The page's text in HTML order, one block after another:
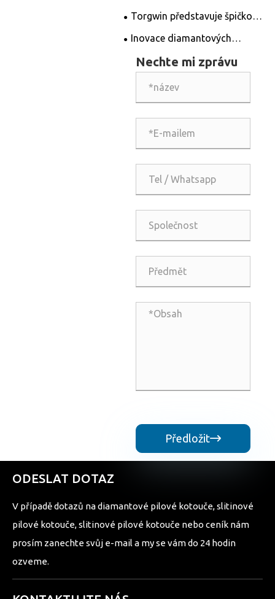
kruhovou pilou
Torgwin představuje špičkové
diamantové vrtáky pro
bezkonkurenční řešení vrtání
Inovace diamantových
brusných kotoučů přináší
revoluci do přesného řezání
Nechte mi zprávu
Předložit
ODESLAT DOTAZ
V případě dotazů na diamantové pilové kotouče, slitinové
pilové kotouče, slitinové pilové kotouče nebo ceník nám
prosím zanechte svůj e-mail a my se vám do 24 hodin
ozveme.